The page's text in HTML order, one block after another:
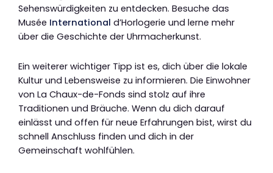
Sehenswürdigkeiten zu entdecken. Besuche das
Musée International d’Horlogerie und lerne mehr
über die Geschichte der Uhrmacherkunst.
Ein weiterer wichtiger Tipp ist es, dich über die lokale
Kultur und Lebensweise zu informieren. Die Einwohner
von La Chaux-de-Fonds sind stolz auf ihre
Traditionen und Bräuche. Wenn du dich darauf
einlässt und offen für neue Erfahrungen bist, wirst du
schnell Anschluss finden und dich in der
Gemeinschaft wohlfühlen.